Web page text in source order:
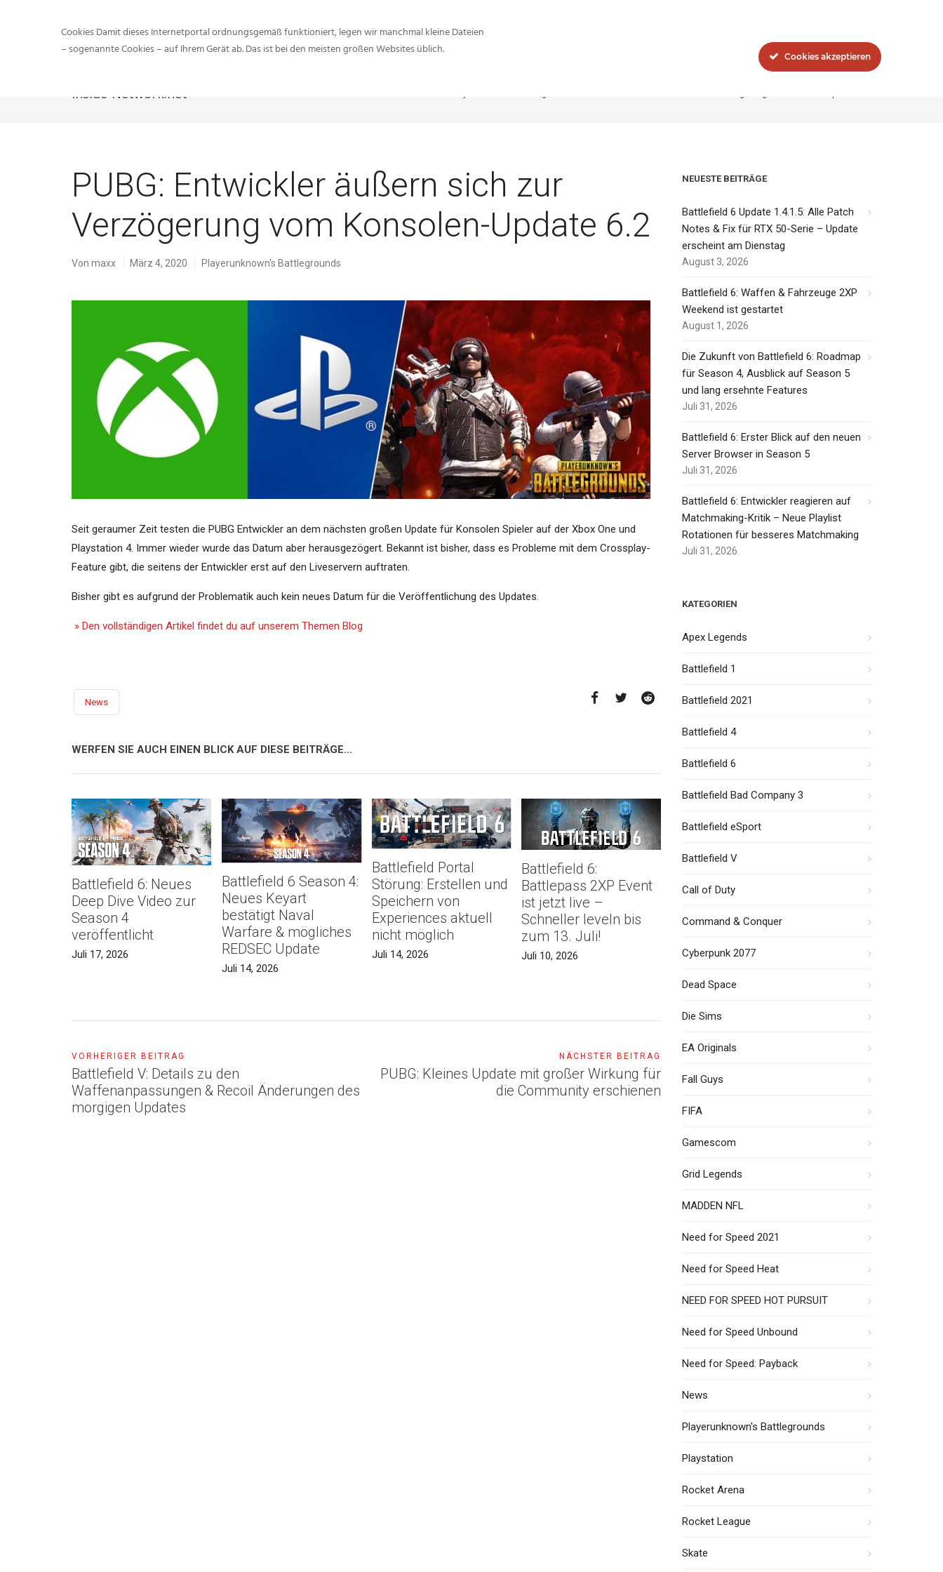
Inside-Network.net
PUBG: Entwickler äußern sich zur
Verzögerung vom Konsolen-Update 6.2
Von maxx März 4, 2020 Playerunknown's Battlegrounds
Seit geraumer Zeit testen die PUBG Entwickler an dem nächsten großen Update für Konsolen Spieler auf der Xbox One und
Playstation 4. Immer wieder wurde das Datum aber herausgezögert. Bekannt ist bisher, dass es Probleme mit dem Crossplay-
Feature gibt, die seitens der Entwickler erst auf den Liveservern auftraten.
Bisher gibt es aufgrund der Problematik auch kein neues Datum für die Veröffentlichung des Updates.
» Den vollständigen Artikel findet du auf unserem Themen Blog
News
WERFEN SIE AUCH EINEN BLICK AUF DIESE BEITRÄGE...
Battlefield 6: Neues
Deep Dive Video zur
Season 4
veröffentlicht
Juli 17, 2026
Battlefield 6 Season 4:
Neues Keyart
bestätigt Naval
Warfare & mögliches
REDSEC Update
Juli 14, 2026
Battlefield Portal
Störung: Erstellen und
Speichern von
Experiences aktuell
nicht möglich
Juli 14, 2026
Battlefield 6:
Battlepass 2XP Event
ist jetzt live –
Schneller leveln bis
zum 13. Juli!
Juli 10, 2026
VORHERIGER BEITRAG
Battlefield V: Details zu den
Waffenanpassungen & Recoil Änderungen des
morgigen Updates
NÄCHSTER BEITRAG
PUBG: Kleines Update mit großer Wirkung für
die Community erschienen
NEUESTE BEITRÄGE
Battlefield 6 Update 1.4.1.5: Alle Patch
Notes & Fix für RTX 50-Serie – Update
erscheint am Dienstag
August 3, 2026
Battlefield 6: Waffen & Fahrzeuge 2XP
Weekend ist gestartet
August 1, 2026
Die Zukunft von Battlefield 6: Roadmap
für Season 4, Ausblick auf Season 5
und lang ersehnte Features
Juli 31, 2026
Battlefield 6: Erster Blick auf den neuen
Server Browser in Season 5
Juli 31, 2026
Battlefield 6: Entwickler reagieren auf
Matchmaking-Kritik – Neue Playlist
Rotationen für besseres Matchmaking
Juli 31, 2026
KATEGORIEN
Apex Legends
Battlefield 1
Battlefield 2021
Battlefield 4
Battlefield 6
Battlefield Bad Company 3
Battlefield eSport
Battlefield V
Call of Duty
Command & Conquer
Cyberpunk 2077
Dead Space
Die Sims
EA Originals
Fall Guys
FIFA
Gamescom
Grid Legends
MADDEN NFL
Need for Speed 2021
Need for Speed Heat
NEED FOR SPEED HOT PURSUIT
Need for Speed Unbound
Need for Speed: Payback
News
Playerunknown's Battlegrounds
Playstation
Rocket Arena
Rocket League
Skate
Cookies Damit dieses Internetportal ordnungsgemäß funktioniert, legen wir manchmal kleine Dateien
– sogenannte Cookies – auf Ihrem Gerät ab. Das ist bei den meisten großen Websites üblich.
Cookies akzeptieren